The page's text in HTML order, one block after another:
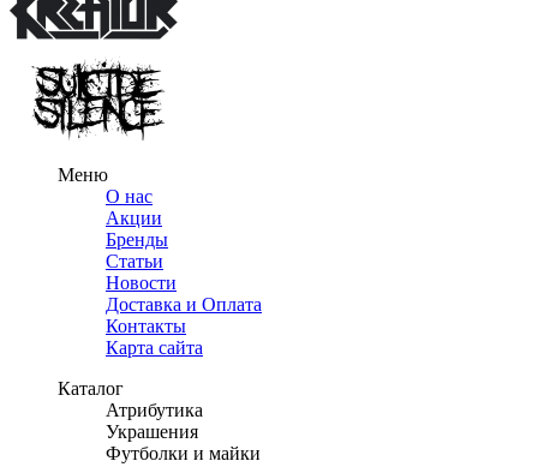
Меню
О нас
Акции
Бренды
Статьи
Новости
Доставка и Оплата
Контакты
Карта сайта
Каталог
Атрибутика
Украшения
Футболки и майки